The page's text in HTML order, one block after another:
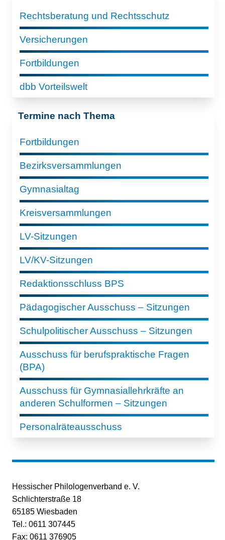
Rechtsberatung und Rechtsschutz
Versicherungen
Fortbildungen
dbb Vorteilswelt
Termine nach Thema
Fortbildungen
Bezirksversammlungen
Gymnasialtag
Kreisversammlungen
LV-Sitzungen
LV/KV-Sitzungen
Redaktionsschluss BPS
Pädagogischer Ausschuss – Sitzungen
Schulpolitischer Ausschuss – Sitzungen
Ausschuss für berufspraktische Fragen
(BPA)
Ausschuss für Gymnasiallehrkräfte an
anderen Schulformen – Sitzungen
Personalräteausschuss
Hessischer Philologenverband e. V.
Schlichterstraße 18
65185 Wiesbaden
Tel.: 0611 307445
Fax: 0611 376905